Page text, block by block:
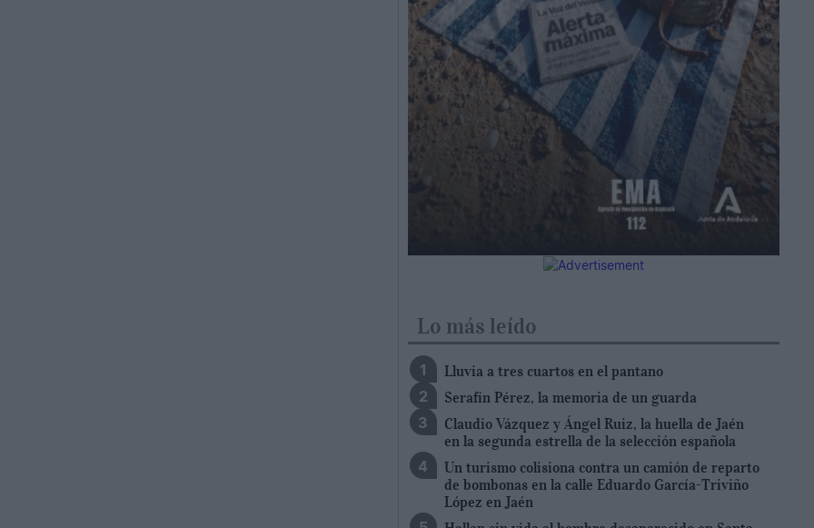
Lo más leído
Lluvia a tres cuartos en el pantano
Serafín Pérez, la memoria de un guarda
Claudio Vázquez y Ángel Ruiz, la huella de Jaén
en la segunda estrella de la selección española
Un turismo colisiona contra un camión de reparto
de bombonas en la calle Eduardo García-Triviño
López en Jaén